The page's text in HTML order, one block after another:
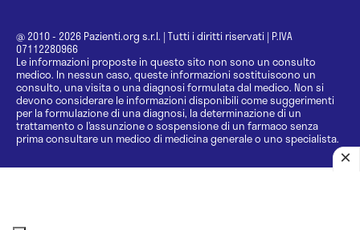
@ 2010 - 2026 Pazienti.org s.r.l. | Tutti i diritti riservati | P.IVA
07112280966
Le informazioni proposte in questo sito non sono un consulto
medico. In nessun caso, queste informazioni sostituiscono un
consulto, una visita o una diagnosi formulata dal medico. Non si
devono considerare le informazioni disponibili come suggerimenti
per la formulazione di una diagnosi, la determinazione di un
trattamento o l’assunzione o sospensione di un farmaco senza
prima consultare un medico di medicina generale o uno specialista.